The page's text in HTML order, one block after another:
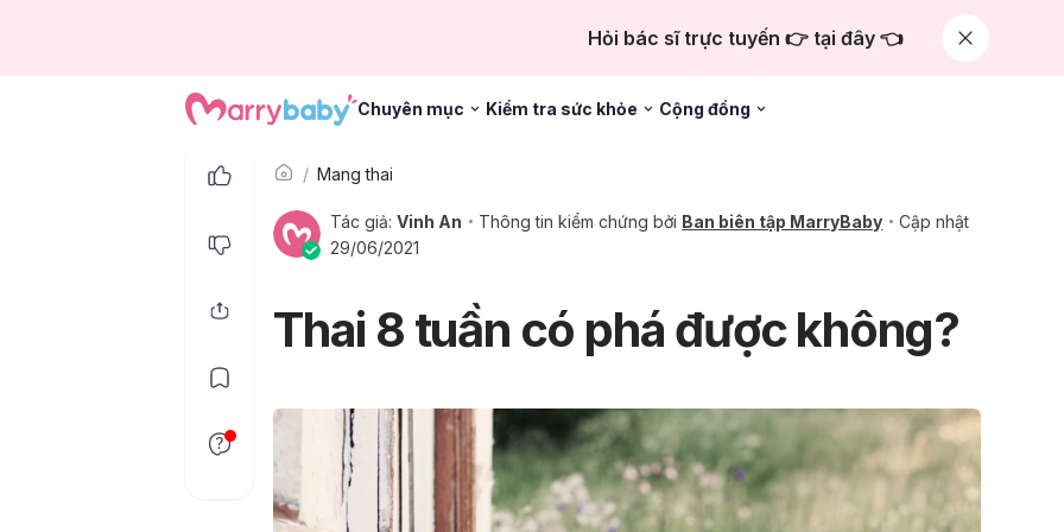
Hỏi bác sĩ trực tuyến 👉 tại đây 👈
Chuyên mục Kiểm tra sức khỏe Cộng đồng
Mang thai
Tác giả: Vinh An Thông tin kiểm chứng bởi Ban biên tập MarryBaby
Cập nhật
29/06/2021
Thai 8 tuần có phá được không?